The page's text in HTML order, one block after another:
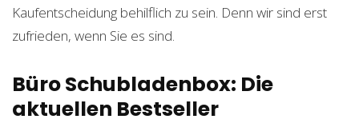
Kaufentscheidung behilflich zu sein. Denn wir sind erst
zufrieden, wenn Sie es sind.
Büro Schubladenbox: Die
aktuellen Bestseller